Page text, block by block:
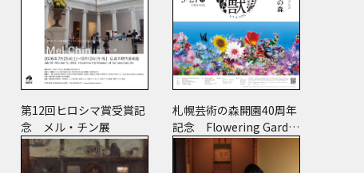
第12回ヒロシマ賞受賞記
念 メル・チン展
札幌芸術の森開園40周年
記念 Flowering Garde
n 花と獣 いろとかた